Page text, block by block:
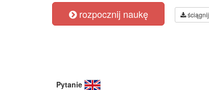
rozpocznij naukę
Pytanie